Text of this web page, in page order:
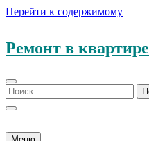
Перейти к содержимому
Ремонт в квартире